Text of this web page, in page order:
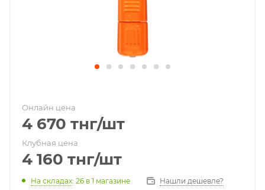
Онлайн цена
4 670 тнг/шт
Клубная цена
4 160 тнг/шт
На складах: 26 в 1 магазине Нашли дешевле?